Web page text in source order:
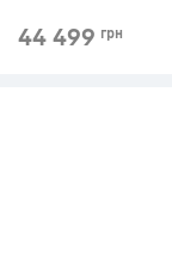
44 499 грн